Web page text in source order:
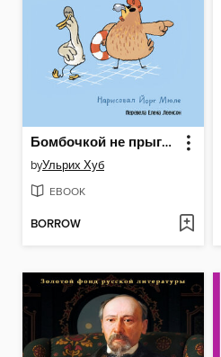
Бомбочкой не прыгать!
byУльрих Хуб
EBOOK
BORROW